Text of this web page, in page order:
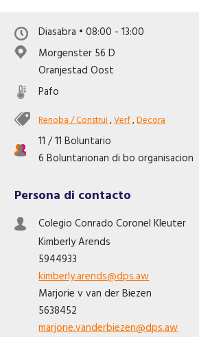
Diasabra • 08:00 - 13:00
Morgenster 56 D
Oranjestad Oost
Pafo
Renoba / Construi,Verf,Decora
11 / 11 Boluntario
6 Boluntarionan di bo organisacion
Persona di contacto
Colegio Conrado Coronel Kleuter
KimberlyArends
5944933
kimberly.arends@dps.aw
Marjorie vvan der Biezen
5638452
marjorie.vanderbiezen@dps.aw